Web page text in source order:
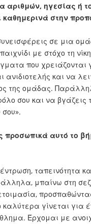
αριθμών, ηγεσίας ή
στην
σε μια
με στόχο τη
που χρειάζονται
ανιδιοτελής και να
της ομάδας.
σου και να βγάζεις
σου».
προσωπικά αυτό το
ταπεινότητα
μπαίνω στη
γίνεται για
Έρχομαι με